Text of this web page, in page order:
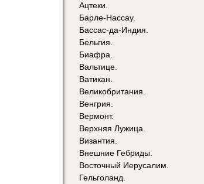
Ацтеки.
Барле-Нассау.
Бассас-да-Индия.
Бельгия.
Биафра.
Вальтице.
Ватикан.
Великобритания.
Венгрия.
Вермонт.
Верхняя Лужица.
Византия.
Внешние Гебриды.
Восточный Иерусалим.
Гельголанд.